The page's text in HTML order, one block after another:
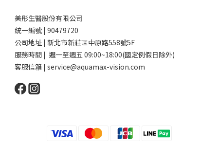
美彤生醫股份有限公司
統一編號 | 90479720
公司地址 | 新北市新莊區中原路558號5F
服務時間 | 週一至週五 09:00~18:00(國定例假日除外)
客服信箱 | service@aquamax-vision.com